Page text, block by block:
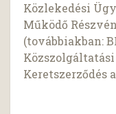
Közlekedési
Működő
(továbbiakban:
Közszolgáltatási
Keretszerződés